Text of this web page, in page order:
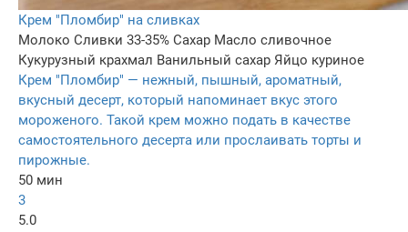
Крем "Пломбир" на сливках
Молоко Сливки 33-35% Сахар Масло сливочное
Кукурузный крахмал Ванильный сахар Яйцо куриное
Крем "Пломбир" — нежный, пышный, ароматный,
вкусный десерт, который напоминает вкус этого
мороженого. Такой крем можно подать в качестве
самостоятельного десерта или прослаивать торты и
пирожные.
50 мин
3
5.0